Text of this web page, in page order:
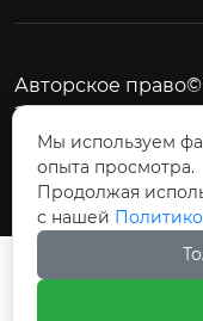
Авторское
Электрические
Мы используем
опыта просмотра.
Продолжая
с нашей